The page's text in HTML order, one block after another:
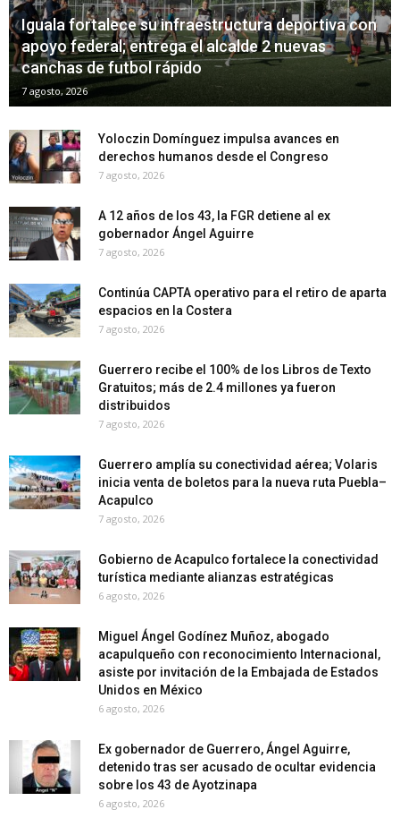
Iguala fortalece su infraestructura deportiva con
apoyo federal; entrega el alcalde 2 nuevas
canchas de futbol rápido
7 agosto, 2026
Yoloczin Domínguez impulsa avances en
derechos humanos desde el Congreso
7 agosto, 2026
A 12 años de los 43, la FGR detiene al ex
gobernador Ángel Aguirre
7 agosto, 2026
Continúa CAPTA operativo para el retiro de aparta
espacios en la Costera
7 agosto, 2026
Guerrero recibe el 100% de los Libros de Texto
Gratuitos; más de 2.4 millones ya fueron
distribuidos
7 agosto, 2026
Guerrero amplía su conectividad aérea; Volaris
inicia venta de boletos para la nueva ruta Puebla–
Acapulco
7 agosto, 2026
Gobierno de Acapulco fortalece la conectividad
turística mediante alianzas estratégicas
6 agosto, 2026
Miguel Ángel Godínez Muñoz, abogado
acapulqueño con reconocimiento Internacional,
asiste por invitación de la Embajada de Estados
Unidos en México
6 agosto, 2026
Ex gobernador de Guerrero, Ángel Aguirre,
detenido tras ser acusado de ocultar evidencia
sobre los 43 de Ayotzinapa
6 agosto, 2026